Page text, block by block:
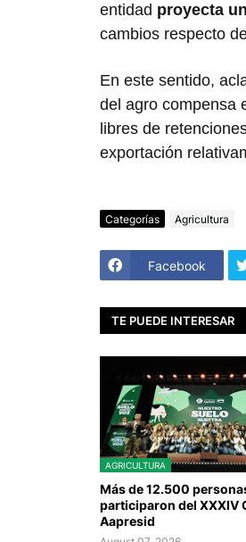
entidad proyecta
cambios respecto
En este sentido,
del agro compensa
libres de
exportación
Categorías Agricultura
Facebook
TE PUEDE INTERESAR
AGRICULTURA
Más de 12.500
participaron del XXXIV
Aapresid